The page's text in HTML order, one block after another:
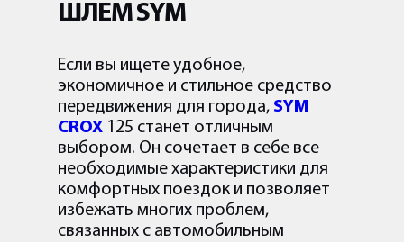
ШЛЕМ SYM
Если вы ищете удобное,
экономичное и стильное средство
передвижения для города, SYM
CROX 125 станет отличным
выбором. Он сочетает в себе все
необходимые характеристики для
комфортных поездок и позволяет
избежать многих проблем,
связанных с автомобильным